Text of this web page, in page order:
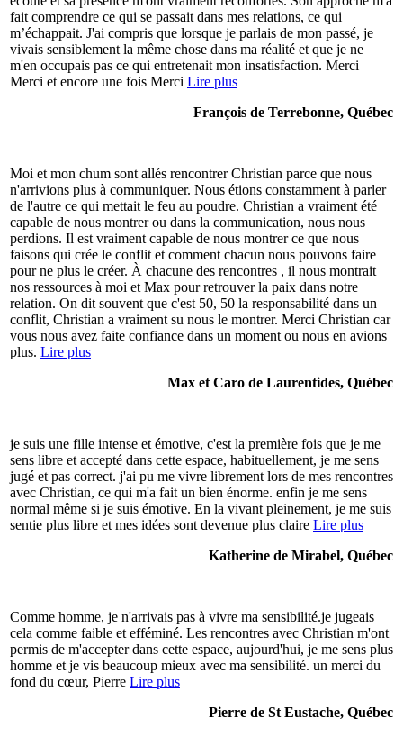
fait comprendre ce qui se passait dans mes relations, ce qui
m’échappait. J'ai compris que lorsque je parlais de mon passé, je
vivais sensiblement la même chose dans ma réalité et que je ne
m'en occupais pas ce qui entretenait mon insatisfaction. Merci
Merci et encore une fois Merci Lire plus
François de Terrebonne, Québec
Moi et mon chum sont allés rencontrer Christian parce que nous
n'arrivions plus à communiquer. Nous étions constamment à parler
de l'autre ce qui mettait le feu au poudre. Christian a vraiment été
capable de nous montrer ou dans la communication, nous nous
perdions. Il est vraiment capable de nous montrer ce que nous
faisons qui crée le conflit et comment chacun nous pouvons faire
pour ne plus le créer. À chacune des rencontres , il nous montrait
nos ressources à moi et Max pour retrouver la paix dans notre
relation. On dit souvent que c'est 50, 50 la responsabilité dans un
conflit, Christian a vraiment su nous le montrer. Merci Christian car
vous nous avez faite confiance dans un moment ou nous en avions
plus. Lire plus
Max et Caro de Laurentides, Québec
je suis une fille intense et émotive, c'est la première fois que je me
sens libre et accepté dans cette espace, habituellement, je me sens
jugé et pas correct. j'ai pu me vivre librement lors de mes rencontres
avec Christian, ce qui m'a fait un bien énorme. enfin je me sens
normal même si je suis émotive. En la vivant pleinement, je me suis
sentie plus libre et mes idées sont devenue plus claire Lire plus
Katherine de Mirabel, Québec
Comme homme, je n'arrivais pas à vivre ma sensibilité.je jugeais
cela comme faible et efféminé. Les rencontres avec Christian m'ont
permis de m'accepter dans cette espace, aujourd'hui, je me sens plus
homme et je vis beaucoup mieux avec ma sensibilité. un merci du
fond du cœur, Pierre Lire plus
Pierre de St Eustache, Québec